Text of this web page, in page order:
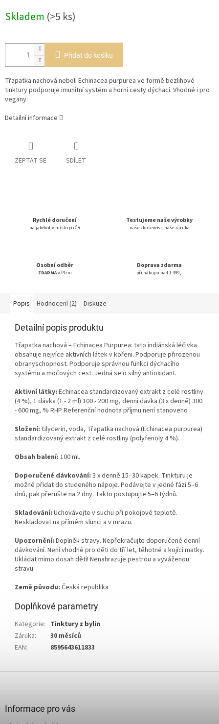
cena:
Skladem (>5 ks)
Přidat do košíku
Třapatka nachová neboli Echinacea purpurea ve formě bezlihové
tinktury podporuje imunitní systém a horní cesty dýchací. Vhodné i pro
vegany.
Detailní informace
ZEPTAT SE SDÍLET
Rychlé doručení
na jakékoliv místo po ČR
Testujeme naše výrobky
naše zkušenost, naše záruka
Osobní odběr
ZDARMAv Plzni
Doprava zdarma
při nákupu nad 1 499,-
Popis Hodnocení (2) Diskuze
Detailní popis produktu
Třapatka nachová – Echinacea Purpurea: tato indiánská léčivka
obsahuje nejvíce aktivních látek v kořeni. Podporuje přirozenou
obranyschopnost. Podporuje správnou funkci dýchacího
systému a močových cest. Jedná se o silný antioxidant.
Aktivní látky: Echinacea standardizovaný extrakt z celé rostliny
(4 %), 1 dávka (1 - 2 ml) 100 - 200 mg, denní dávka (3 xdenně) 300
- 600 mg, % RHP Referenční hodnota příjmu není stanoveno
Složení: Glycerin, voda, Třapatka nachová (Echinacea purpurea)
standardizovaný extrakt z celé rostliny (polyfenoly 4 %).
Obsah balení: 100 ml.
Doporučené dávkování: 3 x denně 15–30 kapek. Tinkturu je
možné přidat do studeného nápoje. Podávejte v jedné fázi 5–6
dnů, pak přerušte na 2 dny. Takto postupujte 5–6 týdnů.
Skladování: Uchovávejte v suchu při pokojové teplotě.
Neskladovat na přímém slunci a v mrazu.
Upozornění: Doplněk stravy. Nepřekračujte doporučené denní
dávkování. Není vhodné pro děti do tří let, těhotné a kojící matky.
Ukládat mimo dosah dětí! Nenahrazuje pestrou a vyváženou
stravu.
Země původu: Česká republika
Doplňkové parametry
Kategorie: Tinktury z bylin
Záruka:
30 měsíců
EAN: 8595643611833
Informace pro vás